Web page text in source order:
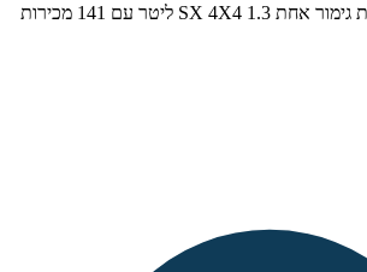
לדייהטסו טריוס יש רמת גימור אחת SX 4X4 1.3 ליטר עם 141 מכירות